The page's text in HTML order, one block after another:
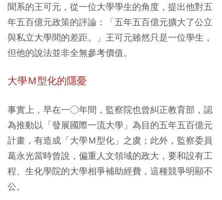
聞系的王可元，從一位大學學生的角度，提出他對五
年五百億元政策的評論：「五年五百億元擴大了公立
與私立大學間的差距。」王可元雖然只是一位學生，
但他的說法並非全無參考價值。
大學Ｍ型化的隱憂
事實上，早在一○年間，監察院也曾糾正教育部，認
為推動以「發展國際一流大學」為目的五年五百億元
計畫，有造成「大學Ｍ型化」之虞；此外，監察委員
葛永光當時曾說，偏重人文領域的政大，要和設有工
程、生化學院的大學相爭補助經費，這種競爭明顯不
公。